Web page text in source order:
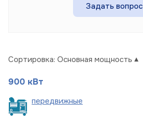
Задать вопрос
Сортировка: Основная мощность
900 кВт
передвижные